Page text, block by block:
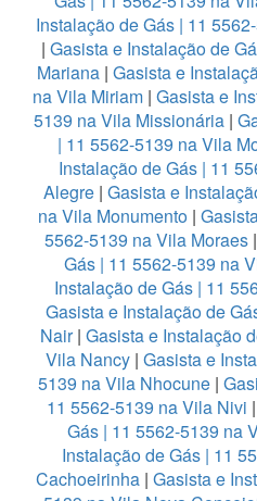
Instalação de Gás | 11
| Gasista e Instalação de
Mariana | Gasista e
na Vila Miriam | Gasista e
5139 na Vila Missionária|
| 11 5562-5139 na Vila
Instalação de Gás | 11
Alegre| Gasista e
na Vila Monumento|
5562-5139 na Vila Moraes |
Gás | 11 5562-5139 na
Instalação de Gás | 11
Gasista e Instalação de
Nair| Gasista e Instalação
Vila Nancy | Gasista e
5139 na Vila Nhocune |
11 5562-5139 na Vila Nivi |
Gás | 11 5562-5139 na
Instalação de Gás | 11
Cachoeirinha | Gasista e